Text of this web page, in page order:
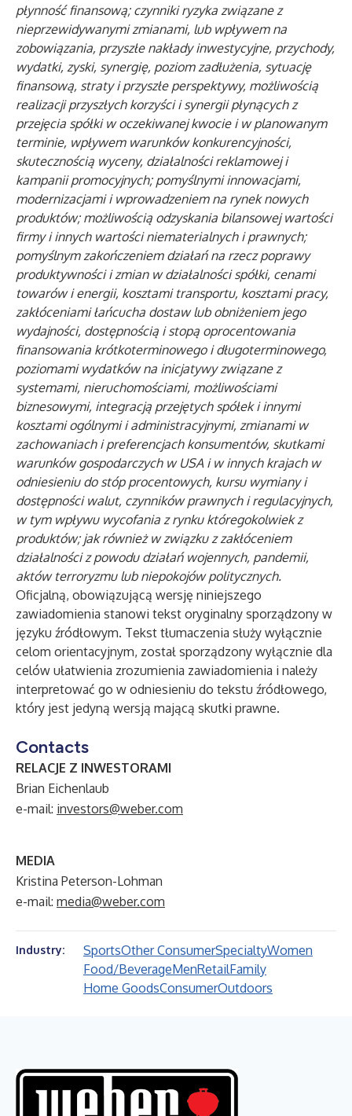
płynność finansową; czynniki ryzyka związane z
nieprzewidywanymi zmianami, lub wpływem na
zobowiązania, przyszłe nakłady inwestycyjne, przychody,
wydatki, zyski, synergię, poziom zadłużenia, sytuację
finansową, straty i przyszłe perspektywy, możliwością
realizacji przyszłych korzyści i synergii płynących z
przejęcia spółki w oczekiwanej kwocie i w planowanym
terminie, wpływem warunków konkurencyjności,
skutecznością wyceny, działalności reklamowej i
kampanii promocyjnych; pomyślnymi innowacjami,
modernizacjami i wprowadzeniem na rynek nowych
produktów; możliwością odzyskania bilansowej wartości
firmy i innych wartości niematerialnych i prawnych;
pomyślnym zakończeniem działań na rzecz poprawy
produktywności i zmian w działalności spółki, cenami
towarów i energii, kosztami transportu, kosztami pracy,
zakłóceniami łańcucha dostaw lub obniżeniem jego
wydajności, dostępnością i stopą oprocentowania
finansowania krótkoterminowego i długoterminowego,
poziomami wydatków na inicjatywy związane z
systemami, nieruchomościami, możliwościami
biznesowymi, integracją przejętych spółek i innymi
kosztami ogólnymi i administracyjnymi, zmianami w
zachowaniach i preferencjach konsumentów, skutkami
warunków gospodarczych w USA i w innych krajach w
odniesieniu do stóp procentowych, kursu wymiany i
dostępności walut, czynników prawnych i regulacyjnych,
w tym wpływu wycofania z rynku któregokolwiek z
produktów; jak również w związku z zakłóceniem
działalności z powodu działań wojennych, pandemii,
aktów terroryzmu lub niepokojów politycznych.
Oficjalną, obowiązującą wersję niniejszego
zawiadomienia stanowi tekst oryginalny sporządzony w
języku źródłowym. Tekst tłumaczenia służy wyłącznie
celom orientacyjnym, został sporządzony wyłącznie dla
celów ułatwienia zrozumienia zawiadomienia i należy
interpretować go w odniesieniu do tekstu źródłowego,
który jest jedyną wersją mającą skutki prawne.
Contacts
RELACJE Z INWESTORAMI
Brian Eichenlaub
e-mail: investors@weber.com
MEDIA
Kristina Peterson-Lohman
e-mail: media@weber.com
Industry: SportsOther ConsumerSpecialtyWomen
Food/BeverageMenRetailFamily
Home GoodsConsumerOutdoors